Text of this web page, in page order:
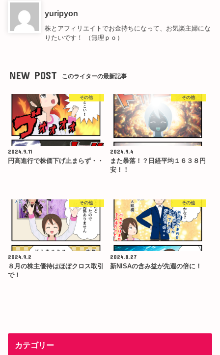
yuripyon
株とアフィリエイトでお金持ちになって、お気楽主婦にな
りたいです！ （無理ｐｏ）
NEW POST このライターの最新記事
その他
2024.9.11
円高進行で株価下げ止まらず・・
その他
2024.9.4
また暴落！？日経平均１６３８円
安！！
その他
2024.9.2
８月の株主優待はほぼクロス取引
で！
その他
2024.8.27
新NISAの含み益が先週の倍に！
カテゴリー